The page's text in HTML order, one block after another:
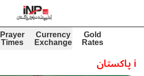
Gold
Rates
Currency
Exchange
Prayer
Times
iپاکستان